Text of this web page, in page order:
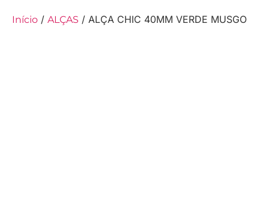
Início / ALÇAS / ALÇA CHIC 40MM VERDE MUSGO